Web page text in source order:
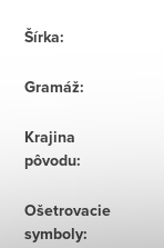
Šírka:
Gramáž:
Krajina
pôvodu:
Ošetrovacie
symboly: